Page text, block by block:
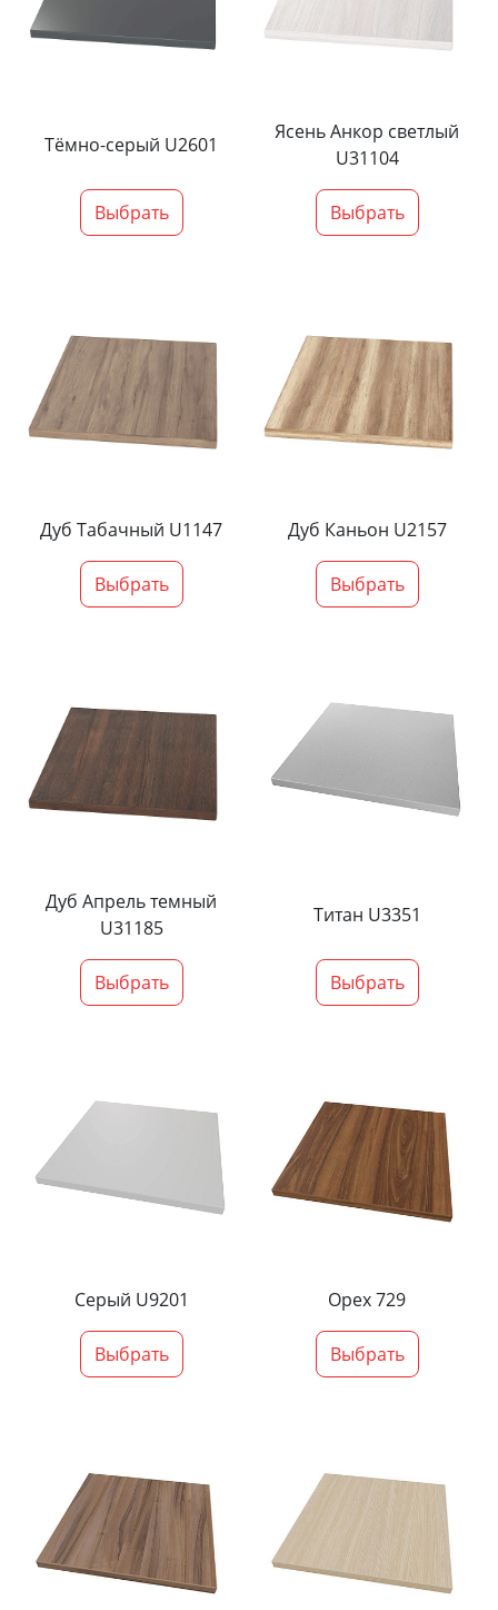
Тёмно-серый U2601
Выбрать
Ясень Анкор светлый
U31104
Выбрать
Дуб Табачный U1147
Выбрать
Дуб Каньон U2157
Выбрать
Дуб Апрель темный
U31185
Выбрать
Титан U3351
Выбрать
Серый U9201
Выбрать
Орех 729
Выбрать